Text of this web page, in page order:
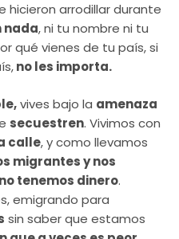
hicieron arrodillar durante
nada, ni tu nombre ni tu
qué vienes de tu país, si
no les importa.
vives bajo la amenaza
secuestren. Vivimos con
calle, y como llevamos
migrantes y nos
no tenemos dinero.
emigrando para
sin saber que estamos